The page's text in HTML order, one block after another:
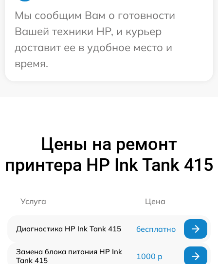
Мы сообщим Вам о готовности
Вашей техники HP, и курьер
доставит ее в удобное место и
время.
Цены на ремонт
принтера HP Ink Tank 415
Услуга Цена
Диагностика HP Ink Tank 415 бесплатно
Замена блока питания HP Ink
Tank 415
1000 р